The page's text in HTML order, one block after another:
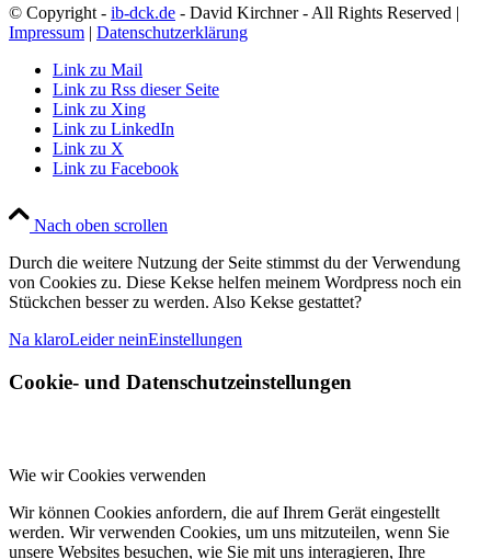
© Copyright - ib-dck.de - David Kirchner - All Rights Reserved |
Impressum | Datenschutzerklärung
Link zu Mail
Link zu Rss dieser Seite
Link zu Xing
Link zu LinkedIn
Link zu X
Link zu Facebook
Nach oben scrollen
Durch die weitere Nutzung der Seite stimmst du der Verwendung
von Cookies zu. Diese Kekse helfen meinem Wordpress noch ein
Stückchen besser zu werden. Also Kekse gestattet?
Na klaroLeider neinEinstellungen
Cookie- und Datenschutzeinstellungen
Wie wir Cookies verwenden
Wir können Cookies anfordern, die auf Ihrem Gerät eingestellt
werden. Wir verwenden Cookies, um uns mitzuteilen, wenn Sie
unsere Websites besuchen, wie Sie mit uns interagieren, Ihre